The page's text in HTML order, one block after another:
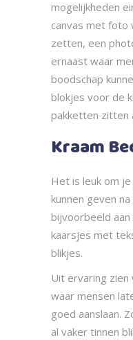
mogelijkheden
canvas met foto
zetten, een
ernaast waar
boodschap
blokjes voor de
pakketten zitten
Kraam
Het is leuk om
kunnen geven
bijvoorbeeld
kaarsjes met
blikjes.
Uit ervaring
waar mensen
goed aanslaan.
al vaker tinnen